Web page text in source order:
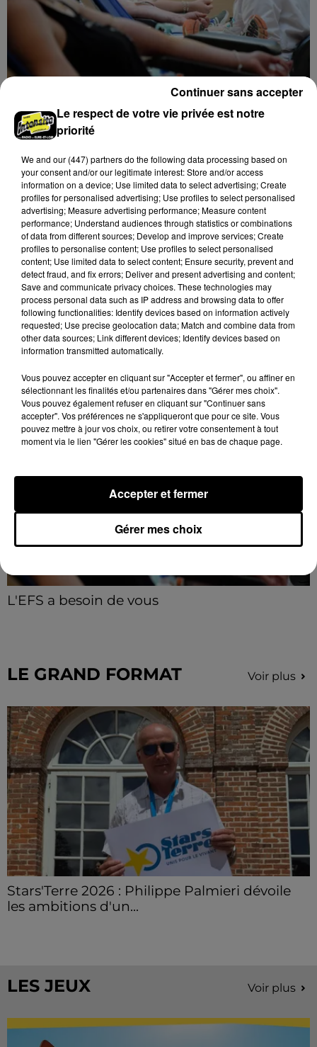
Les collectes de sang restent en tension en Eure-et-
Loir, avec de nombreux créneaux à réserver.
Dans le Perche eurélien, un nouveau grave
accident de la route
Deux blessés ont été pris en charge, dont un en
urgence absolue.
A LA UNE Voir plus
L'EFS a besoin de vous
LE GRAND FORMAT Voir plus
Stars'Terre 2026 : Philippe Palmieri dévoile
les ambitions d'un...
LES JEUX Voir plus
Le respect de votre vie privée est notre
priorité
We and our (447) partnersdo the following data processing based on
your consent and/or our legitimate interest: Store and/or access
information on a device; Use limited data to select advertising; Create
profiles for personalised advertising; Use profiles to select personalised
advertising; Measure advertising performance; Measure content
performance; Understand audiences through statistics or combinations
of data from different sources; Develop and improve services; Create
profiles to personalise content; Use profiles to select personalised
content; Use limited data to select content; Ensure security, prevent and
detect fraud, and fix errors; Deliver and present advertising and content;
Save and communicate privacy choices. These technologies may
process personal data such as IP address and browsing data to offer
following functionalities: Identify devices based on information actively
requested; Use precise geolocation data; Match and combine data from
other data sources; Link different devices; Identify devices based on
information transmitted automatically.
Vous pouvez accepter en cliquant sur "Accepter et fermer", ou affiner en
sélectionnant les finalités et/ou partenaires dans "Gérer mes choix".
Vous pouvez également refuser en cliquant sur "Continuer sans
accepter". Vos préférences ne s'appliqueront que pour ce site. Vous
pouvez mettre à jour vos choix, ou retirer votre consentement à tout
moment via le lien "Gérer les cookies" situé en bas de chaque page.
Gérer mes choix
Accepter et fermer
Continuer sans accepter